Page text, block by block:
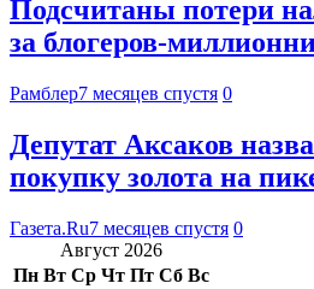
Подсчитаны потери
за блогеров-
Рамблер7 месяцев спустя 0
Депутат Аксаков
покупку золота на
Газета.Ru7 месяцев спустя 0
Август 2026
Пн Вт Ср Чт Пт Сб Вс